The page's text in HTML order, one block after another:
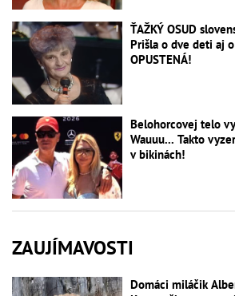
ŤAŽKÝ OSUD
Prišla o dve deti aj
OPUSTENÁ!
Belohorcovej telo
Wauuu... Takto
v bikinách!
ZAUJÍMAVOSTI
Domáci miláčik